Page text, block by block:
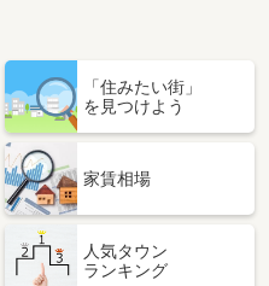
「住みたい街」
を見つけよう
家賃相場
人気タウン
ランキング